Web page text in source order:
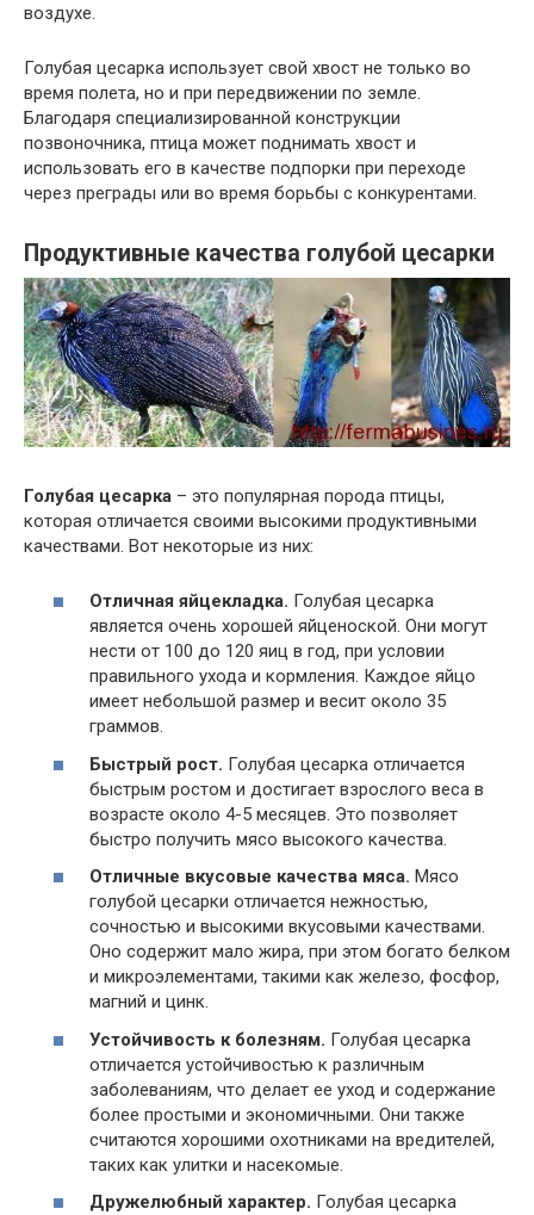
воздухе.
Голубая цесарка использует свой хвост не только во
время полета, но и при передвижении по земле.
Благодаря специализированной конструкции
позвоночника, птица может поднимать хвост и
использовать его в качестве подпорки при переходе
через преграды или во время борьбы с конкурентами.
Продуктивные качества голубой цесарки
Голубая цесарка – это популярная порода птицы,
которая отличается своими высокими продуктивными
качествами. Вот некоторые из них:
Отличная яйцекладка. Голубая цесарка
является очень хорошей яйценоской. Они могут
нести от 100 до 120 яиц в год, при условии
правильного ухода и кормления. Каждое яйцо
имеет небольшой размер и весит около 35
граммов.
Быстрый рост. Голубая цесарка отличается
быстрым ростом и достигает взрослого веса в
возрасте около 4-5 месяцев. Это позволяет
быстро получить мясо высокого качества.
Отличные вкусовые качества мяса. Мясо
голубой цесарки отличается нежностью,
сочностью и высокими вкусовыми качествами.
Оно содержит мало жира, при этом богато белком
и микроэлементами, такими как железо, фосфор,
магний и цинк.
Устойчивость к болезням. Голубая цесарка
отличается устойчивостью к различным
заболеваниям, что делает ее уход и содержание
более простыми и экономичными. Они также
считаются хорошими охотниками на вредителей,
таких как улитки и насекомые.
Дружелюбный характер. Голубая цесарка